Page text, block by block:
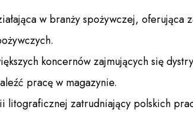
w branży spożywczej, oferująca
koncernów zajmujących się
pracę w magazynie.
litograficznej zatrudniający polskich